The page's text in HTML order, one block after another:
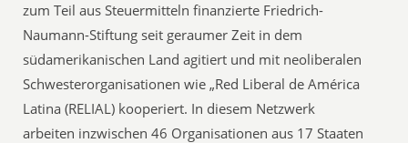
zum Teil aus Steuermitteln finanzierte Friedrich-
Naumann-Stiftung seit geraumer Zeit in dem
südamerikanischen Land agitiert und mit neoliberalen
Schwesterorganisationen wie „Red Liberal de América
Latina (RELIAL) kooperiert. In diesem Netzwerk
arbeiten inzwischen 46 Organisationen aus 17 Staaten